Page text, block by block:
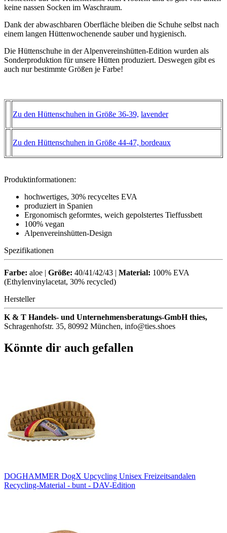
keine nassen Socken im Waschraum.
Dank der abwaschbaren Oberfläche bleiben die Schuhe selbst nach
einem langen Hüttenwochenende sauber und hygienisch.
Die Hüttenschuhe in der Alpenvereinshütten-Edition wurden als
Sonderproduktion für unsere Hütten produziert. Deswegen gibt es
auch nur bestimmte Größen je Farbe!
Zu den Hüttenschuhen in Größe 36-39, lavender
Zu den Hüttenschuhen in Größe 44-47, bordeaux
Produktinformationen:
hochwertiges, 30% recyceltes EVA
produziert in Spanien
Ergonomisch geformtes, weich gepolstertes Tieffussbett
100% vegan
Alpenvereinshütten-Design
Spezifikationen
Farbe: aloe | Größe: 40/41/42/43 | Material: 100% EVA
(Ethylenvinylacetat, 30% recycled)
Hersteller
K & T Handels- und Unternehmensberatungs-GmbH thies,
Schragenhofstr. 35, 80992 München, info@ties.shoes
Könnte dir auch gefallen
DOGHAMMER DogX Upcycling Unisex Freizeitsandalen
Recycling-Material - bunt - DAV-Edition